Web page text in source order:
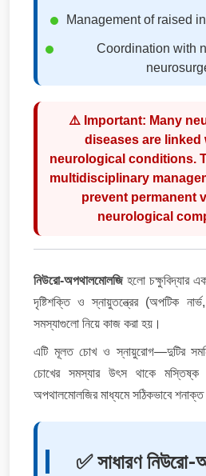
Management of raised
Coordination with
⚠️ Important: Many
diseases are linked
neurological conditions.
multidisciplinary
prevent permanent
neurological
নিউরো-অপথালমোলজিহলো চক্ষুবিদ্যার
দৃষ্টিশক্তি ও স্নায়ুতন্ত্রের (অপটিক
সমস্যাগুলো নিয়ে কাজ করা হয়।
এটি মূলত চোখ ও স্নায়ুরোগ—দুটির
চোখের সমস্যার উৎস থাকে মস্তিষ্ক
অপথালমোলজির মাধ্যমে সঠিকভাবে শনাক্ত
✅ সাধারণ